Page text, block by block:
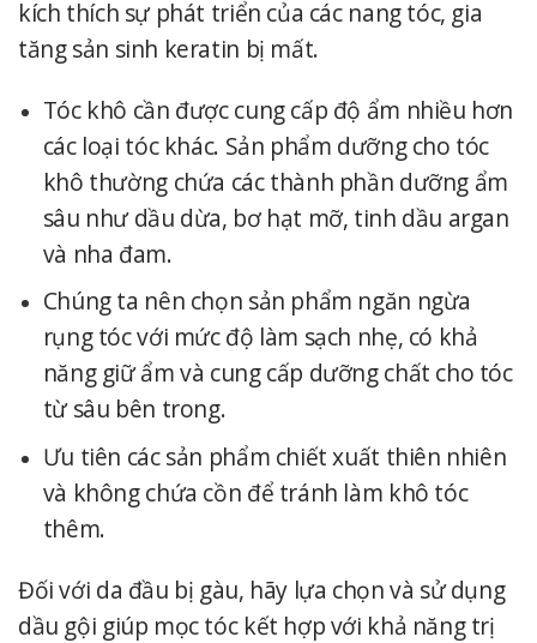
kích thích sự phát triển của các nang tóc, gia
tăng sản sinh keratin bị mất.
Tóc khô cần được cung cấp độ ẩm nhiều hơn
các loại tóc khác. Sản phẩm dưỡng cho tóc
khô thường chứa các thành phần dưỡng ẩm
sâu như dầu dừa, bơ hạt mỡ, tinh dầu argan
và nha đam.
Chúng ta nên chọn sản phẩm ngăn ngừa
rụng tóc với mức độ làm sạch nhẹ, có khả
năng giữ ẩm và cung cấp dưỡng chất cho tóc
từ sâu bên trong.
Ưu tiên các sản phẩm chiết xuất thiên nhiên
và không chứa cồn để tránh làm khô tóc
thêm.
Đối với da đầu bị gàu, hãy lựa chọn và sử dụng
dầu gội giúp mọc tóc kết hợp với khả năng trị